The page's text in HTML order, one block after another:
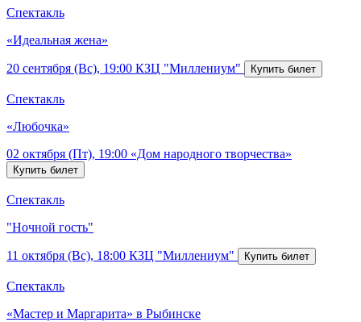
Спектакль
«Идеальная жена»
20 сентября (Вс), 19:00 КЗЦ "Миллениум"
Спектакль
«Любочка»
02 октября (Пт), 19:00 «Дом народного творчества»
Спектакль
"Ночной гость"
11 октября (Вс), 18:00 КЗЦ "Миллениум"
Спектакль
«Мастер и Маргарита» в Рыбинске